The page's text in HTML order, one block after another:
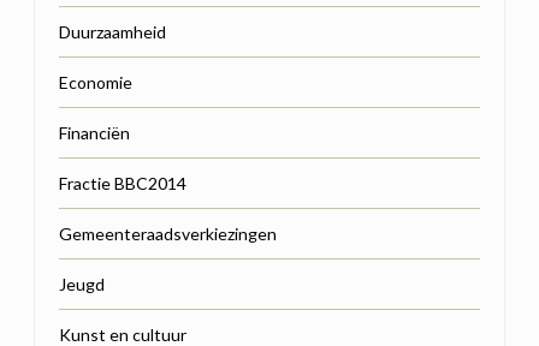
Duurzaamheid
Economie
Financiën
Fractie BBC2014
Gemeenteraadsverkiezingen
Jeugd
Kunst en cultuur